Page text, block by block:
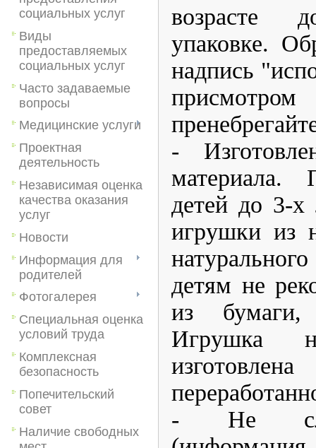
социальных услуг
Виды
предоставляемых
социальных услуг
Часто задаваемые
вопросы
Медицинские услуги
Проектная
деятельность
Независимая оценка
качества оказания
услуг
Новости
Информация для
родителей
Фотогалерея
Специальная оценка
условий труда
Комплексная
безопасность
Попечительский
совет
Наличие свободных
возрасте
упаковке.
надпись
-
материала.
детей до 3-х
игрушки из
детям не
из бумаги,
Игрушка
- Не